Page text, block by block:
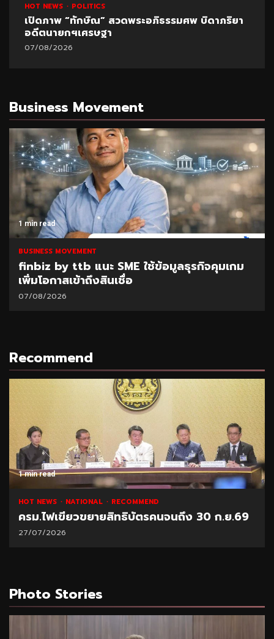
HOT NEWS POLITICS
เปิดภาพ “ทักษิณ” สวดพระอภิธรรมศพ บิดาภริยา
อดีตนายกฯเศรษฐา
07/08/2026
Business Movement
1 min read
BUSINESS MOVEMENT
finbiz by ttb แนะ SME ใช้ข้อมูลธุรกิจคุมเกม
เพิ่มโอกาสเข้าถึงสินเชื่อ
07/08/2026
Recommend
1 min read
HOT NEWS NATIONAL RECOMMEND
ครม.ไฟเขียวขยายสิทธิบัตรคนจนถึง 30 ก.ย.69
27/07/2026
Photo Stories